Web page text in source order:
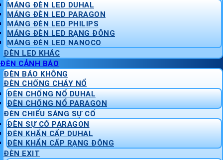
MÁNG ĐÈN LED DUHAL
MÁNG ĐÈN LED PARAGON
MÁNG ĐÈN LED PHILIPS
MÁNG ĐÈN LED RẠNG ĐÔNG
MÁNG ĐÈN LED NANOCO
ĐÈN LED KHÁC
ĐÈN CẢNH BÁO
ĐÈN BÁO KHÔNG
ĐÈN CHỐNG CHÁY NỔ
ĐÈN CHỐNG NỔ DUHAL
ĐÈN CHỐNG NỔ PARAGON
ĐÈN CHIẾU SÁNG SỰ CỐ
ĐÈN SỰ CỐ PARAGON
ĐÈN KHẨN CẤP DUHAL
ĐÈN KHẨN CẤP RẠNG ĐÔNG
ĐÈN EXIT